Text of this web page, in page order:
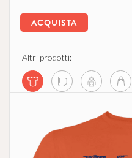
ACQUISTA
Altri prodotti: